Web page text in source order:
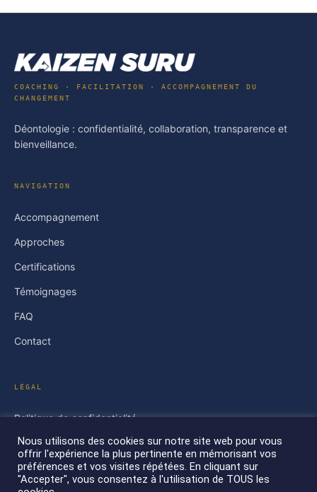
Nous utilisons des cookies sur notre site web pour vous
offrir l'expérience la plus pertinente en mémorisant vos
préférences et vos visites répétées. En cliquant sur
"Accepter", vous consentez à l'utilisation de TOUS les
COACHING · FACILITATION · ACCOMPAGNEMENT DU
CHANGEMENT
Déontologie : confidentialité, collaboration, transparence et
bienveillance.
NAVIGATION
Accompagnement
Approches
Certifications
Témoignages
FAQ
Contact
LÉGAL
Politique de confidentialité
Conditions générales